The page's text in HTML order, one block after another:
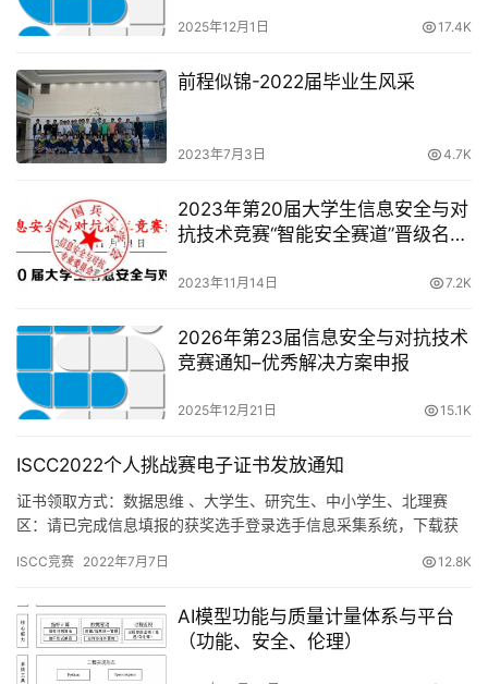
2025年12月1日 17.4K
前程似锦-2022届毕业生风采
2023年7月3日 4.7K
2023年第20届大学生信息安全与对
抗技术竞赛“智能安全赛道”晋级名单
2023年11月14日 7.2K
2026年第23届信息安全与对抗技术
竞赛通知–优秀解决方案申报
2025年12月21日 15.1K
ISCC2022个人挑战赛电子证书发放通知
证书领取方式：数据思维 、大学生、研究生、中小学生、北理赛
区：请已完成信息填报的获奖选手登录选手信息采集系统，下载获
误…
ISCC竞赛 2022年7月7日 12.8K
AI模型功能与质量计量体系与平台
（功能、安全、伦理）